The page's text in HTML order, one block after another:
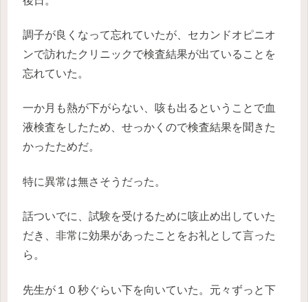
調子が良くなって忘れていたが、セカンドオピニオ
ンで訪れたクリニックで検査結果が出ていることを
忘れていた。
一か月も熱が下がらない、咳も出るということで血
液検査をしたため、せっかくので検査結果を聞きた
かったためだ。
特に異常は無さそうだった。
話ついでに、試験を受けるために咳止め出していた
だき、非常に効果があったことをお礼として言った
ら。
先生が１０秒ぐらい下を向いていた。元々ずっと下